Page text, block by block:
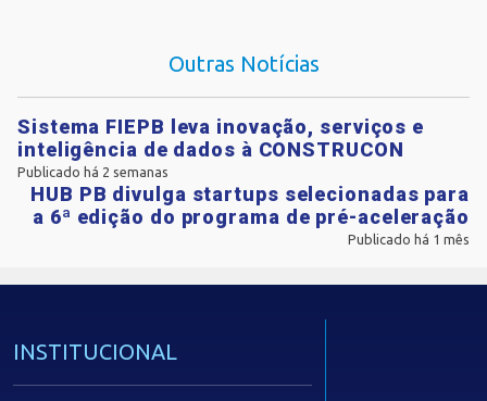
Outras Notícias
Sistema FIEPB leva inovação, serviços e
inteligência de dados à CONSTRUCON
Publicado há 2 semanas
HUB PB divulga startups selecionadas para
a 6ª edição do programa de pré-aceleração
Publicado há 1 mês
INSTITUCIONAL